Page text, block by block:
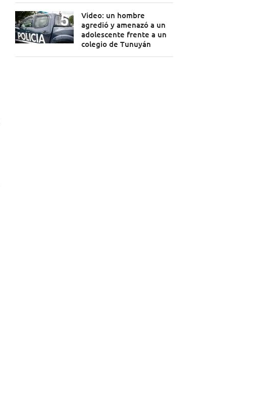
Video: un hombre
agredió y amenazó a un
adolescente frente a un
colegio de Tunuyán